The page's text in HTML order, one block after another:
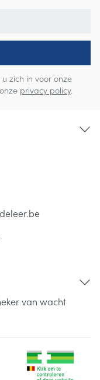
u zich in voor onze
privacy policy.
van wacht